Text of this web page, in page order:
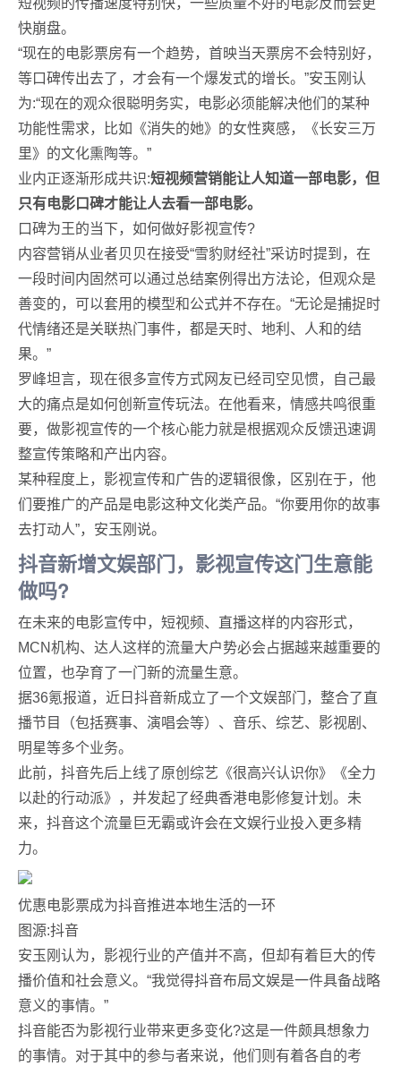
短视频的传播速度特别快，一些质量不好的电影反而会更
快崩盘。
“现在的电影票房有一个趋势，首映当天票房不会特别好，
等口碑传出去了，才会有一个爆发式的增长。”安玉刚认
为:“现在的观众很聪明务实，电影必须能解决他们的某种
功能性需求，比如《消失的她》的女性爽感，《长安三万
里》的文化熏陶等。”
业内正逐渐形成共识:短视频营销能让人知道一部电影，但
只有电影口碑才能让人去看一部电影。
口碑为王的当下，如何做好影视宣传?
内容营销从业者贝贝在接受“雪豹财经社”采访时提到，在
一段时间内固然可以通过总结案例得出方法论，但观众是
善变的，可以套用的模型和公式并不存在。“无论是捕捉时
代情绪还是关联热门事件，都是天时、地利、人和的结
果。”
罗峰坦言，现在很多宣传方式网友已经司空见惯，自己最
大的痛点是如何创新宣传玩法。在他看来，情感共鸣很重
要，做影视宣传的一个核心能力就是根据观众反馈迅速调
整宣传策略和产出内容。
某种程度上，影视宣传和广告的逻辑很像，区别在于，他
们要推广的产品是电影这种文化类产品。“你要用你的故事
去打动人”，安玉刚说。
抖音新增文娱部门， 影视宣传这门生意能
做吗?
在未来的电影宣传中，短视频、直播这样的内容形式，
MCN机构、达人这样的流量大户势必会占据越来越重要的
位置，也孕育了一门新的流量生意。
据36氪报道，近日抖音新成立了一个文娱部门，整合了直
播节目（包括赛事、演唱会等）、音乐、综艺、影视剧、
明星等多个业务。
此前，抖音先后上线了原创综艺《很高兴认识你》《全力
以赴的行动派》，并发起了经典香港电影修复计划。未
来，抖音这个流量巨无霸或许会在文娱行业投入更多精
力。
优惠电影票成为抖音推进本地生活的一环
图源:抖音
安玉刚认为，影视行业的产值并不高，但却有着巨大的传
播价值和社会意义。“我觉得抖音布局文娱是一件具备战略
意义的事情。”
抖音能否为影视行业带来更多变化?这是一件颇具想象力
的事情。对于其中的参与者来说，他们则有着各自的考